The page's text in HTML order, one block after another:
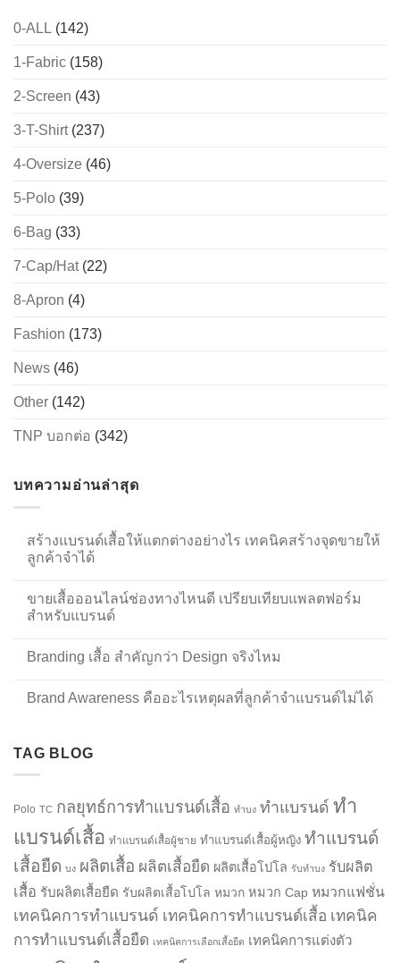
0-ALL (142)
1-Fabric (158)
2-Screen (43)
3-T-Shirt(237)
4-Oversize (46)
5-Polo (39)
6-Bag (33)
7-Cap/Hat(22)
8-Apron (4)
Fashion (173)
News (46)
Other (142)
TNP บอกต่อ (342)
บทความอ่านล่าสุด
สร้างแบรนด์เสื้อให้แตกต่างอย่างไร เทคนิคสร้างจุดขายให้
ลูกค้าจำได้
ขายเสื้อออนไลน์ช่องทางไหนดี เปรียบเทียบแพลตฟอร์ม
สำหรับแบรนด์
Branding เสื้อ สำคัญกว่า Design จริงไหม
Brand Awareness คืออะไรเหตุผลที่ลูกค้าจำแบรนด์ไม่ได้
TAG BLOG
Polo TC กลยุทธ์การทำแบรนด์เสื้อ ทำบง ทำแบรนด์ ทำ
แบรนด์เสื้อ ทำแบรนด์เสื้อผู้ชาย ทำแบรนด์เสื้อผู้หญิง ทำแบรนด์
เสื้อยืด บง ผลิตเสื้อ ผลิตเสื้อยืด ผลิตเสื้อโปโล รับทำบง รับผลิต
เสื้อ รับผลิตเสื้อยืด รับผลิตเสื้อโปโล หมวก หมวก Cap หมวกแฟชั่น
เทคนิคการทำแบรนด์ เทคนิคการทำแบรนด์เสื้อ เทคนิค
การทำแบรนด์เสื้อยืด เทคนิคการเลือกเสื้อยืด เทคนิคการแต่งตัว